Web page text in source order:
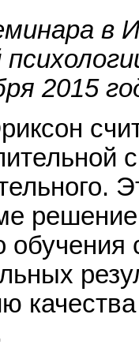
в
2015
решение